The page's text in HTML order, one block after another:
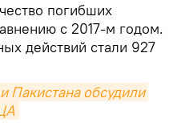
погибших
с 2017-м годом.
действий стали 927
Пакистана обсудили